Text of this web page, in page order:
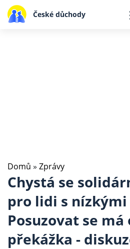
České důchody
Domů » Zprávy
Chystá se
pro lidi s
Posuzovat se
překážka -